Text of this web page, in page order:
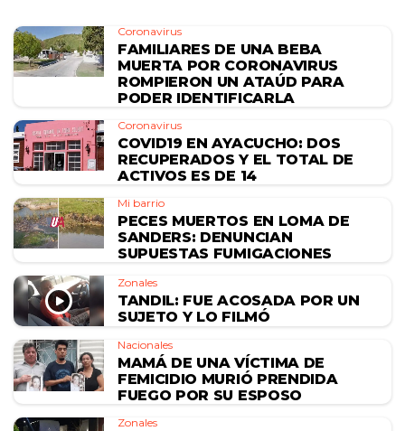
Coronavirus
FAMILIARES DE UNA BEBA
MUERTA POR CORONAVIRUS
ROMPIERON UN ATAÚD PARA
PODER IDENTIFICARLA
Coronavirus
COVID19 EN AYACUCHO: DOS
RECUPERADOS Y EL TOTAL DE
ACTIVOS ES DE 14
Mi barrio
PECES MUERTOS EN LOMA DE
SANDERS: DENUNCIAN
SUPUESTAS FUMIGACIONES
Zonales
TANDIL: FUE ACOSADA POR UN
SUJETO Y LO FILMÓ
Nacionales
MAMÁ DE UNA VÍCTIMA DE
FEMICIDIO MURIÓ PRENDIDA
FUEGO POR SU ESPOSO
Zonales